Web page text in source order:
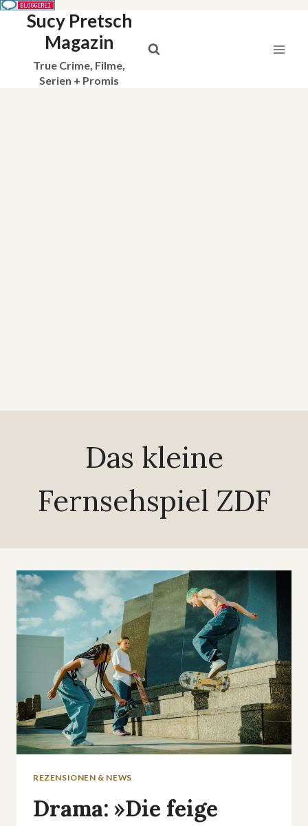
Sucy Pretsch
Magazin
True Crime, Filme,
Serien + Promis
Das kleine
Fernsehspiel ZDF
REZENSIONEN & NEWS
Drama: »Die feige